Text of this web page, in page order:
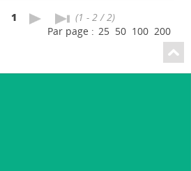
1
(1 - 2 / 2)
Par page : 25 50 100 200